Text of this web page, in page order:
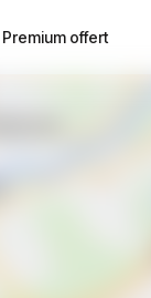
Premium offert